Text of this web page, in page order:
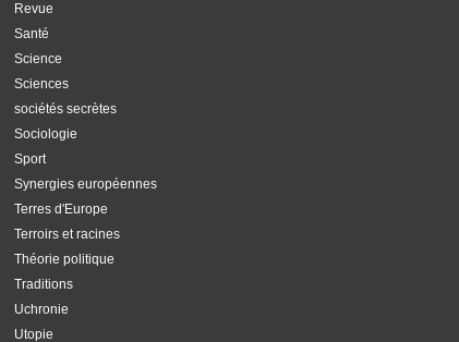
Revue
Santé
Science
Sciences
sociétés secrètes
Sociologie
Sport
Synergies européennes
Terres d'Europe
Terroirs et racines
Théorie politique
Traditions
Uchronie
Utopie